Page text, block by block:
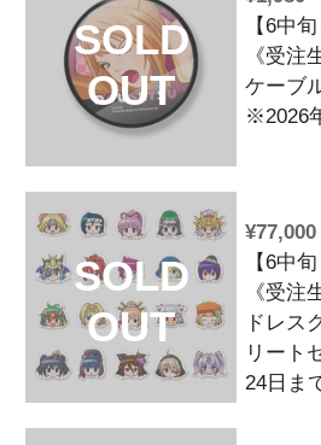
SOLD
OUT
SOLD